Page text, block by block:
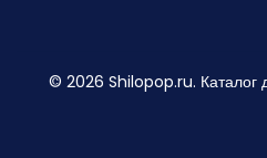
© 2026 Shilopop.ru. Каталог